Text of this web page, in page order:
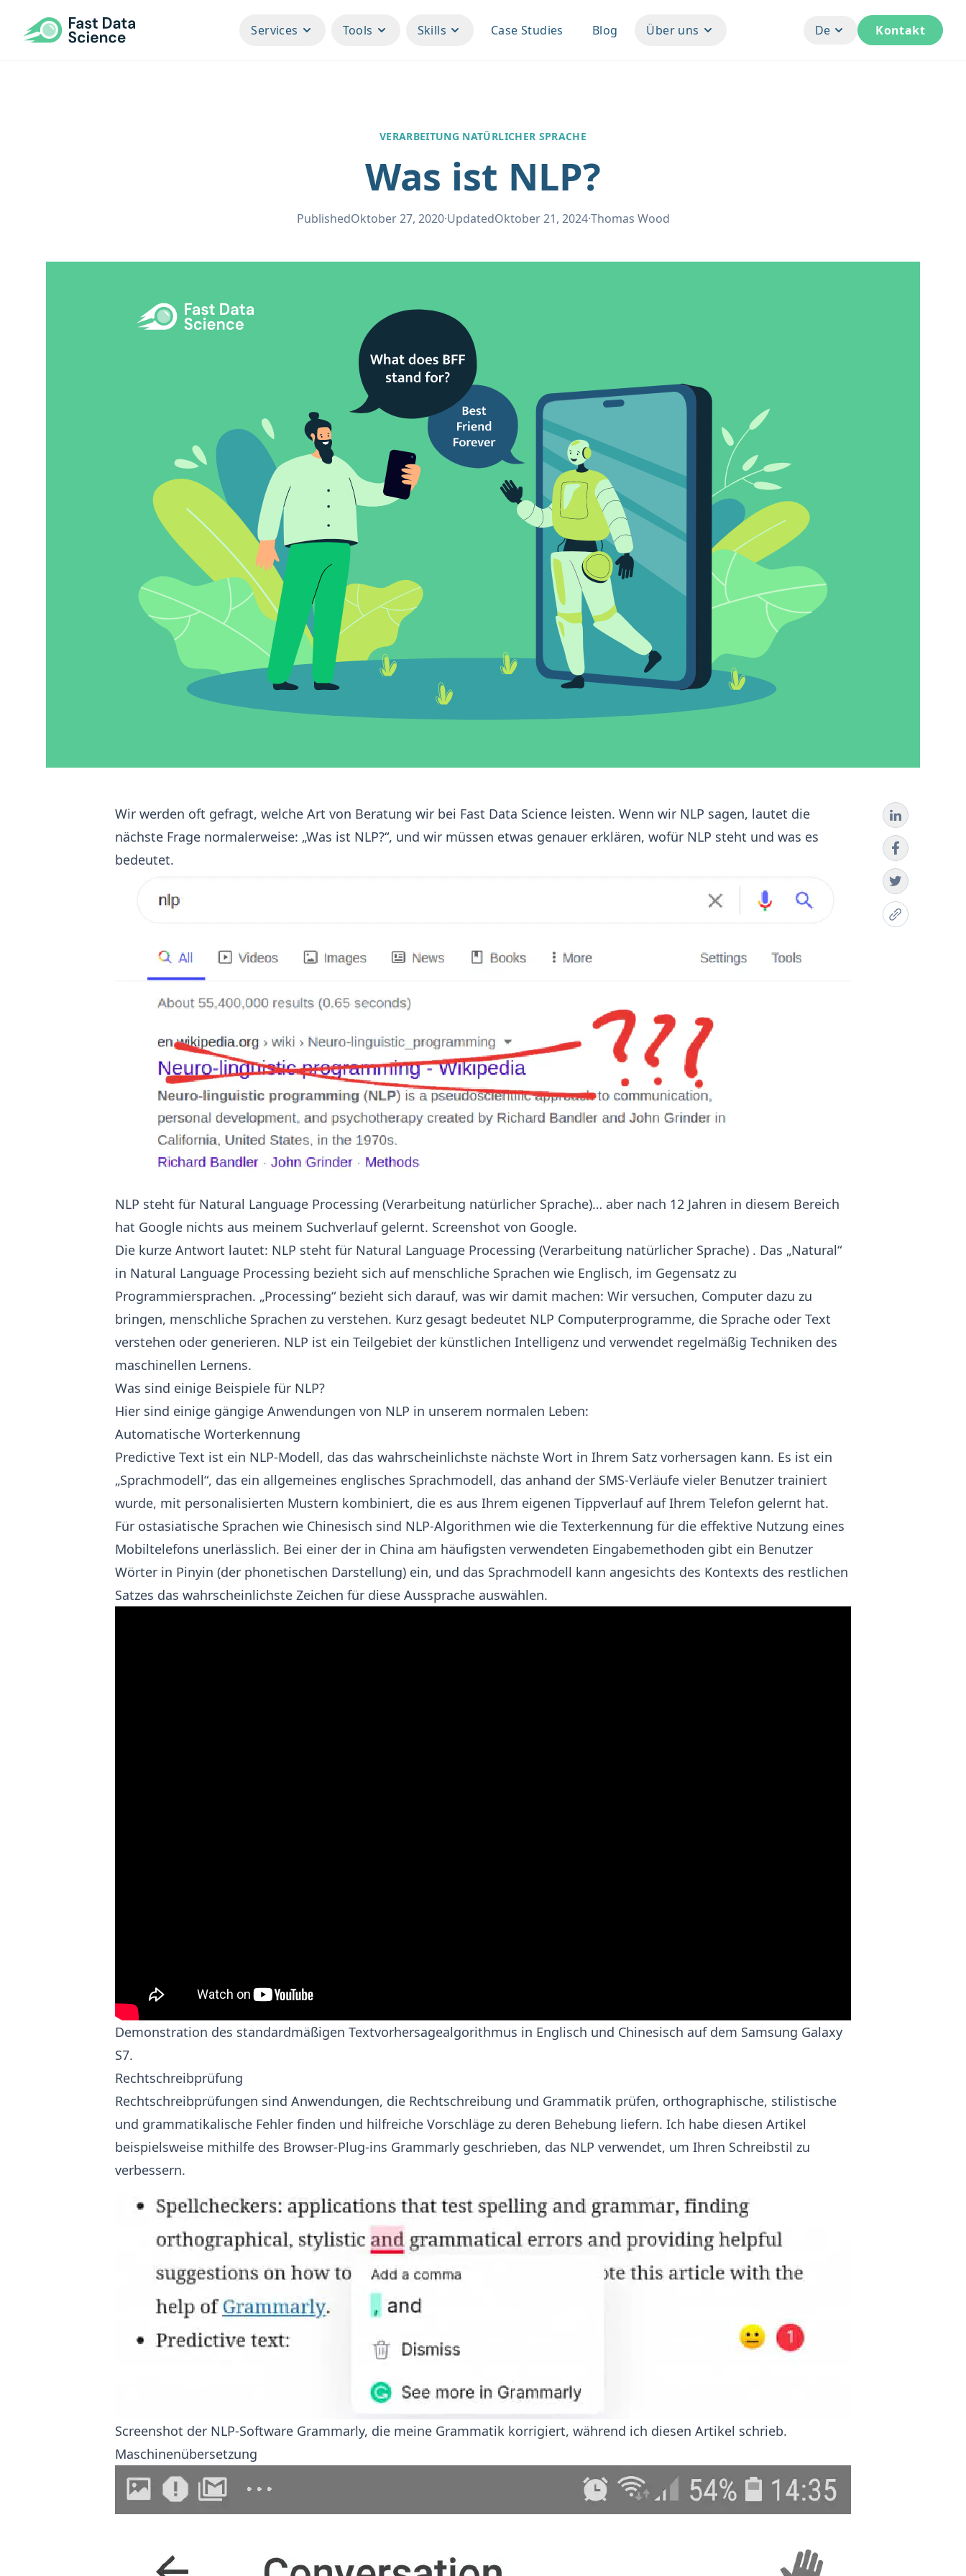
Fast Data Science Services Tools Skills Case Studies Blog Über uns De Kontakt
VERARBEITUNG NATÜRLICHER SPRACHE
Was ist NLP?
PublishedOktober 27, 2020·UpdatedOktober 21, 2024·Thomas Wood
Wir werden oft gefragt, welche Art von Beratung wir bei Fast Data Science leisten. Wenn wir NLP sagen, lautet die
nächste Frage normalerweise: „Was ist NLP?“, und wir müssen etwas genauer erklären, wofür NLP steht und was es
bedeutet.
NLP steht für Natural Language Processing (Verarbeitung natürlicher Sprache)… aber nach 12 Jahren in diesem Bereich
hat Google nichts aus meinem Suchverlauf gelernt. Screenshot von Google.
Die kurze Antwort lautet: NLP steht für Natural Language Processing (Verarbeitung natürlicher Sprache) . Das „Natural“
in Natural Language Processing bezieht sich auf menschliche Sprachen wie Englisch, im Gegensatz zu
Programmiersprachen. „Processing“ bezieht sich darauf, was wir damit machen: Wir versuchen, Computer dazu zu
bringen, menschliche Sprachen zu verstehen. Kurz gesagt bedeutet NLP Computerprogramme, die Sprache oder Text
verstehen oder generieren. NLP ist ein Teilgebiet der künstlichen Intelligenz und verwendet regelmäßig Techniken des
maschinellen Lernens.
Was sind einige Beispiele für NLP?
Hier sind einige gängige Anwendungen von NLP in unserem normalen Leben:
Automatische Worterkennung
Predictive Text ist ein NLP-Modell, das das wahrscheinlichste nächste Wort in Ihrem Satz vorhersagen kann. Es ist ein
„Sprachmodell“, das ein allgemeines englisches Sprachmodell, das anhand der SMS-Verläufe vieler Benutzer trainiert
wurde, mit personalisierten Mustern kombiniert, die es aus Ihrem eigenen Tippverlauf auf Ihrem Telefon gelernt hat.
Für ostasiatische Sprachen wie Chinesisch sind NLP-Algorithmen wie die Texterkennung für die effektive Nutzung eines
Mobiltelefons unerlässlich. Bei einer der in China am häufigsten verwendeten Eingabemethoden gibt ein Benutzer
Wörter in Pinyin (der phonetischen Darstellung) ein, und das Sprachmodell kann angesichts des Kontexts des restlichen
Satzes das wahrscheinlichste Zeichen für diese Aussprache auswählen.
Demonstration des standardmäßigen Textvorhersagealgorithmus in Englisch und Chinesisch auf dem Samsung Galaxy
S7.
Rechtschreibprüfung
Rechtschreibprüfungen sind Anwendungen, die Rechtschreibung und Grammatik prüfen, orthographische, stilistische
und grammatikalische Fehler finden und hilfreiche Vorschläge zu deren Behebung liefern. Ich habe diesen Artikel
beispielsweise mithilfe des Browser-Plug-ins Grammarly geschrieben, das NLP verwendet, um Ihren Schreibstil zu
verbessern.
Screenshot der NLP-Software Grammarly, die meine Grammatik korrigiert, während ich diesen Artikel schrieb.
Maschinenübersetzung